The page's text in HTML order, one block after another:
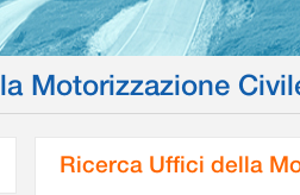
Motorizzazione
Ricerca Uffici della